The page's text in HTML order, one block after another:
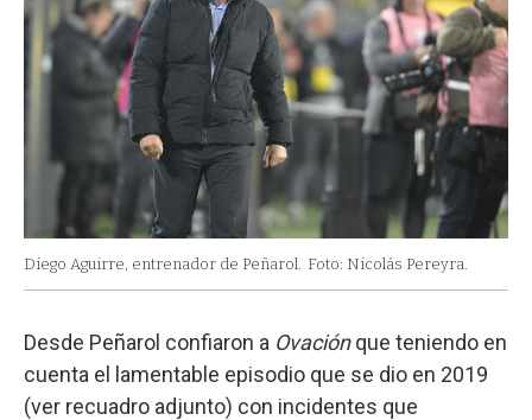
Diego Aguirre, entrenador de Peñarol. Foto: Nicolás Pereyra.
Desde Peñarol confiaron a Ovaciónque teniendo en
cuenta el lamentable episodio que se dio en 2019
(ver recuadro adjunto) con incidentes que